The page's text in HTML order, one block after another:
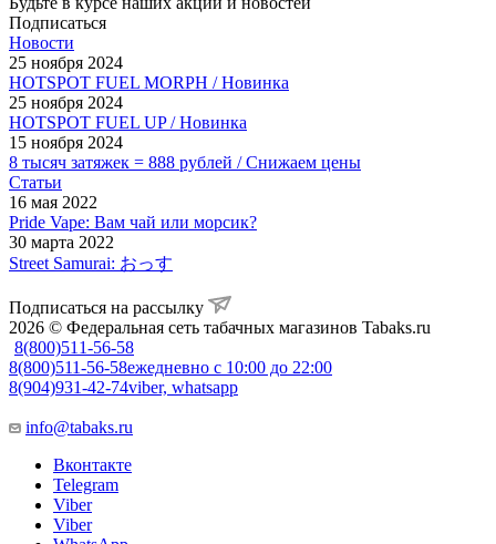
Подписаться
Новости
25 ноября 2024
HOTSPOT FUEL MORPH / Новинка
25 ноября 2024
HOTSPOT FUEL UP / Новинка
15 ноября 2024
8 тысяч затяжек = 888 рублей / Снижаем цены
Статьи
16 мая 2022
Pride Vape: Вам чай или морсик?
30 марта 2022
Street Samurai: おっす
Подписаться на рассылку
2026 © Федеральная сеть табачных магазинов Tabaks.ru
8(800)511-56-58
8(800)511-56-58ежедневно с 10:00 до 22:00
8(904)931-42-74viber, whatsapp
info@tabaks.ru
Вконтакте
Telegram
Viber
Viber